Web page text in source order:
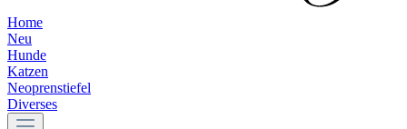
Home
Neu
Hunde
Katzen
Neoprenstiefel
Diverses